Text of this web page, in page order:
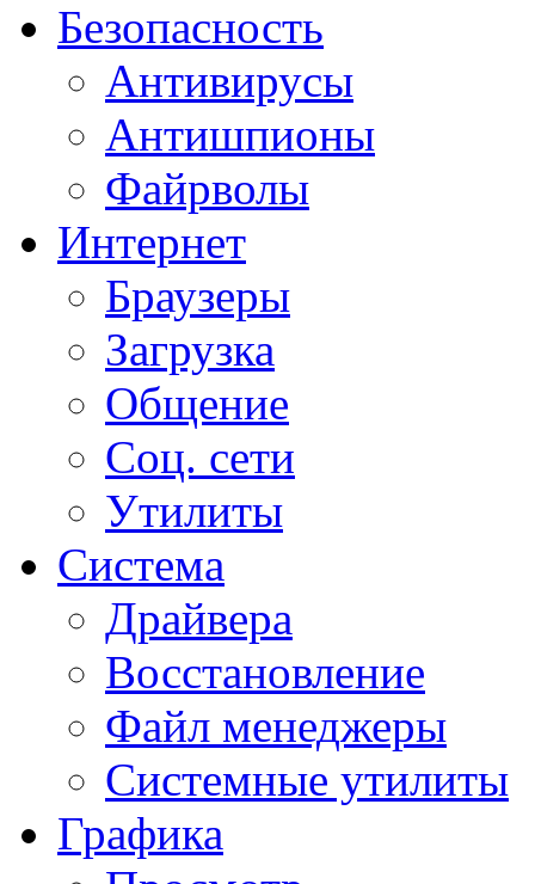
Безопасность
Антивирусы
Антишпионы
Файрволы
Интернет
Браузеры
Загрузка
Общение
Соц. сети
Утилиты
Система
Драйвера
Восстановление
Файл менеджеры
Системные утилиты
Графика